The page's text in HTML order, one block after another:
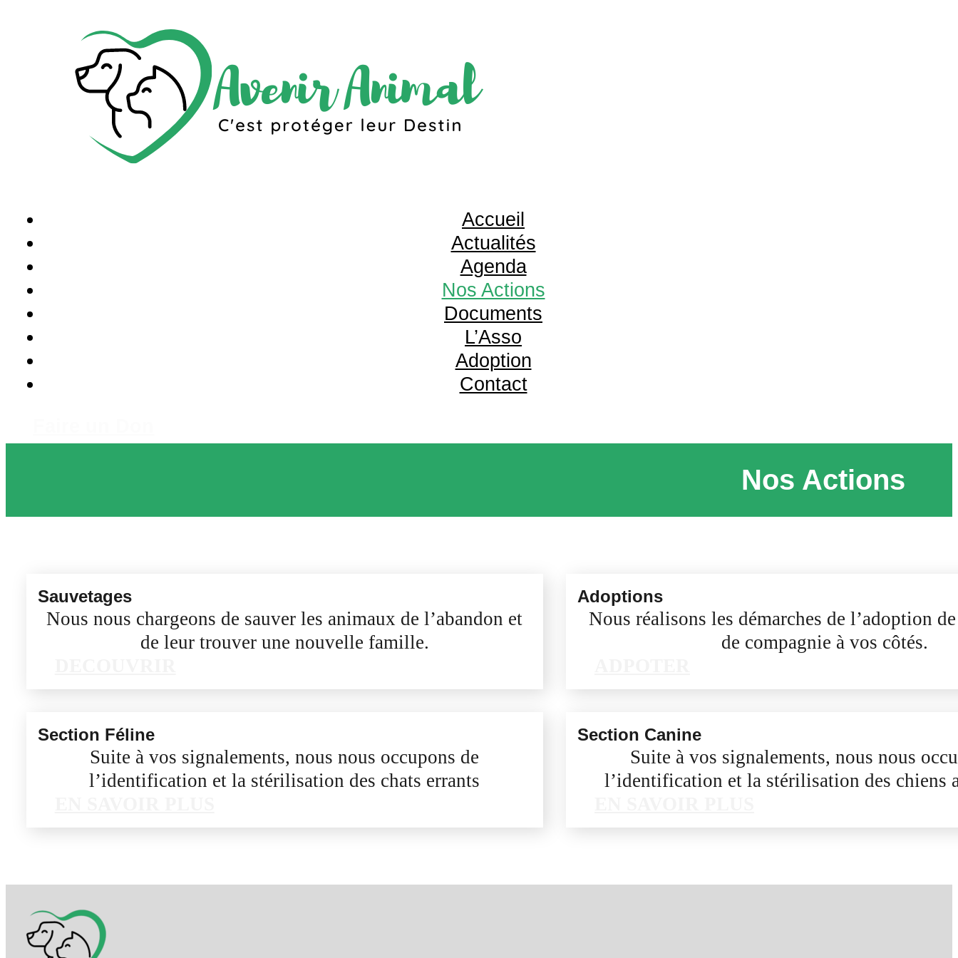
Accueil
Actualités
Agenda
Nos Actions
Documents
L’Asso
Adoption
Contact
Nos Actions
Sauvetages
Nous nous chargeons de sauver les animaux de l’abandon et
de leur trouver une nouvelle famille.
Adoptions
Nous réalisons les démarches de l’adoption
de compagnie à vos côtés.
Section Féline
Suite à vos signalements, nous nous occupons de
l’identification et la stérilisation des chats errants
Section Canine
Suite à vos signalements, nous nous
l’identification et la stérilisation des chiens